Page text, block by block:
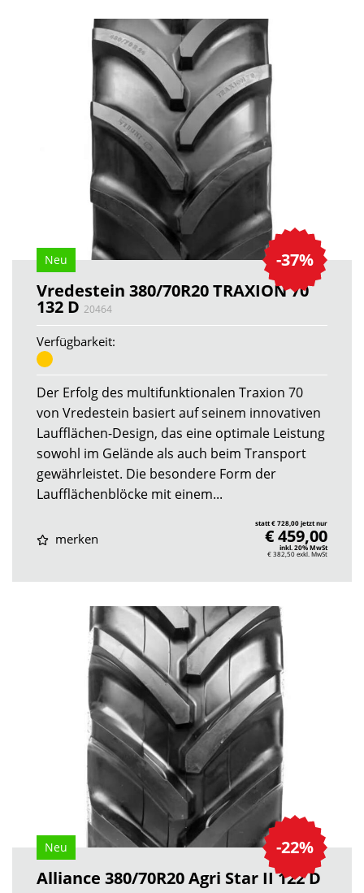
-37%
Neu
Vredestein 380/70R20 TRAXION 70
132 D 20464
Verfügbarkeit:
Der Erfolg des multifunktionalen Traxion 70
von Vredestein basiert auf seinem innovativen
Laufflächen-Design, das eine optimale Leistung
sowohl im Gelände als auch beim Transport
gewährleistet. Die besondere Form der
Laufflächenblöcke mit einem...
merken
statt € 728,00 jetzt nur
€ 459,00
inkl. 20% MwSt
€ 382,50exkl. MwSt
-22%
Neu
Alliance 380/70R20 Agri Star II 122 D